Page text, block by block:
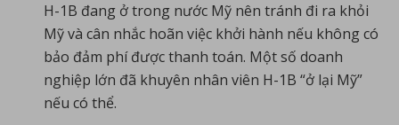
H-1B đang ở trong nước Mỹ nên tránh đi ra khỏi
Mỹ và cân nhắc hoãn việc khởi hành nếu không có
bảo đảm phí được thanh toán. Một số doanh
nghiệp lớn đã khuyên nhân viên H-1B “ở lại Mỹ”
nếu có thể.